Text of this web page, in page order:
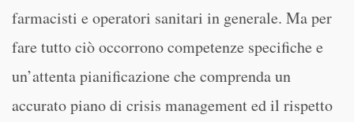
farmacisti e operatori sanitari in generale. Ma per
fare tutto ciò occorrono competenze specifiche e
un’attenta pianificazione che comprenda un
accurato piano di crisis management ed il rispetto